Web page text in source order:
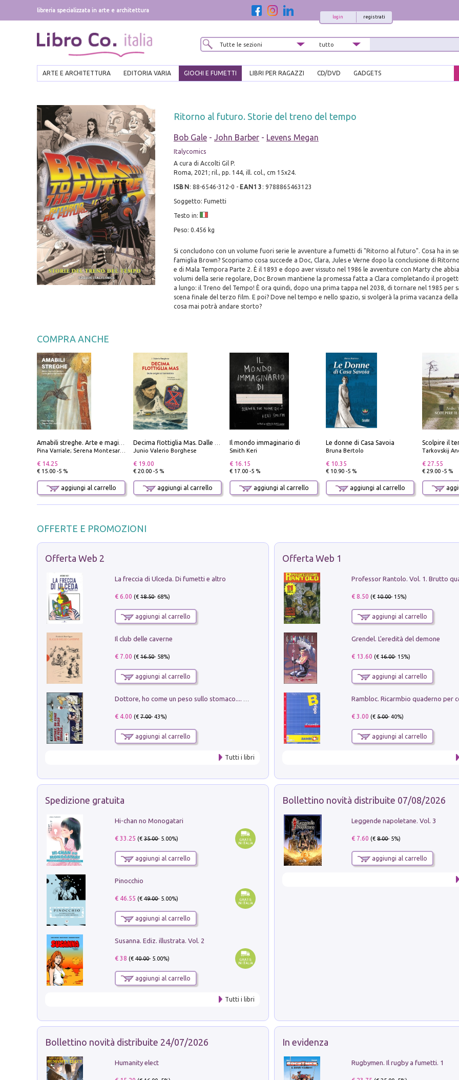
libreria specializzata in arte e architettura
registrati
login
ARTE E ARCHITETTURA EDITORIA VARIA GIOCHI E FUMETTI LIBRI PER RAGAZZI CD/DVD GADGETS
Ritorno al futuro. Storie del treno del tempo
Bob Gale- John Barber- Levens Megan
Italycomics
A cura di Accolti Gil P.
Roma, 2021; ril., pp. 144, ill. col., cm 15x24.
ISBN : 88-6546-312-0 - EAN13 : 9788865463123
Soggetto: Fumetti
Testo in:
Peso: 0.456 kg
Si concludono con un volume fuori serie le avventure a fumetti di "Ritorno al futuro". Cosa ha in
famiglia Brown? Scopriamo cosa succede a Doc, Clara, Jules e Verne dopo la conclusione di
e di Mala Tempora Parte 2. È il 1893 e dopo aver vissuto nel 1986 le avventure con Marty che
volumi della serie regolare, Doc Brown mantiene la promessa fatta a Clara completando il
a lungo: il Treno del Tempo! È ora quindi, dopo una prima tappa nel 2038, di tornare nel 1985 per
scena finale del terzo film. E poi? Dove nel tempo e nello spazio, si svolgerà la prima vacanza
cosa mai potrà andare storto?
COMPRA ANCHE
Pina Varriale; Serena Montesarchio
€ 14.25
€ 15.00 -5 %
aggiungi al carrello
Junio Valerio Borghese
€ 19.00
€ 20.00 -5 %
aggiungi al carrello
Il mondo immaginario di
Smith Keri
€ 16.15
€ 17.00 -5 %
aggiungi al carrello
Le donne di Casa Savoia
Bruna Bertolo
€ 10.35
€ 10.90 -5 %
aggiungi al carrello
Tarkovskij
€ 27.55
€ 29.00 -5 %
OFFERTE E PROMOZIONI
Offerta Web 2
La freccia di Ulceda. Di fumetti e altro
€ 6.00 (€18.50- 68%)
aggiungi al carrello
Il club delle caverne
€ 7.00 (€16.50- 58%)
aggiungi al carrello
€ 4.00 (€7.00- 43%)
aggiungi al carrello
Tutti i libri
Offerta Web 1
€ 8.50 (€10.00- 15%)
aggiungi al carrello
Grendel. L'eredità del demone
€ 13.60 (€16.00- 15%)
aggiungi al carrello
€ 3.00 (€5.00- 40%)
aggiungi al carrello
Spedizione gratuita
Hi-chan no Monogatari
€ 33.25 (€35.00- 5.00%)
aggiungi al carrello
Pinocchio
€ 46.55 (€49.00- 5.00%)
aggiungi al carrello
Susanna. Ediz. illustrata. Vol. 2
€ 38 (€40.00- 5.00%)
aggiungi al carrello
Tutti i libri
Bollettino novità distribuite 07/08/2026
Leggende napoletane. Vol. 3
€ 7.60 (€8.00- 5%)
aggiungi al carrello
Bollettino novità distribuite 24/07/2026
Humanity elect
In evidenza
Rugbymen. Il rugby a fumetti. 1